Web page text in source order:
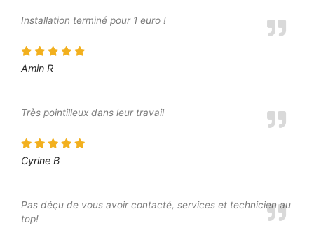
Installation terminé pour 1 euro !
Amin R
Très pointilleux dans leur travail
Cyrine B
Pas déçu de vous avoir contacté, services et technicien au
top!